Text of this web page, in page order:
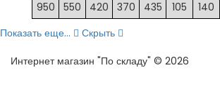
950
550 420 370 435 105 140
Показать еще...
Скрыть
Интернет магазин "По складу" © 2026